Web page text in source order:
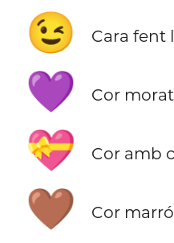
😉 Cara fent
💜 Cor morat
💝 Cor amb
🤎 Cor marró